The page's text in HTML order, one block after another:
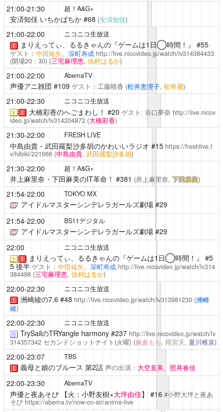
21:00-21:30 超！A&G+
安済知佳 いちかばちか#68 (安済知佳)
21:00-22:00 ニコニコ生放送
！ まりえってぃ、るるきゃんの『ゲームは1日◯時間！』 #55
ゲスト： 中田祐矢、 深町寿成 http://live.nicovideo.jp/watch/lv314384433
(開場20：30) (三宅麻理恵, 佳村はるか)
21:00-22:00 AbemaTV
声優アニ雑団 #109 ゲスト：工藤晴香 (松井恵理子, 松嵜麗)
21:00-22:30 ニコニコ生放送
￥ ！ 大橋彩香のへごまわし！ #20 ゲスト: 谷口夢奈 http://live.nicov
ideo.jp/watch/lv314204872 (大橋彩香)
21:30-22:00 FRESH LIVE
中島由貴・武田羅梨沙多胡のかわいいラジオ #15 https://freshlive.t
v/hibiki/221666 (中島由貴, 武田羅梨沙多胡)
21:30-22:00 超！A&G+
井上麻里奈・下田麻美のIT革命！ #381 (井上麻里奈,下田麻美)
21:54-22:00 TOKYO MX
アイドルマスターシンデレラガールズ劇場#29
21:54-22:00
BS11デジタル
アイドルマスターシンデレラガールズ劇場#29
22:00
ニコニコ生放送
￥ ！ まりえってぃ、るるきゃんの『ゲームは1日◯時間！』 #5
5 後半 ゲスト： 中田祐矢、 深町寿成 http://live.nicovideo.jp/watch/lv314
384498 (三宅麻理恵, 佳村はるか)
22:00-22:30 ニコニコ生放送
！ 洲崎綾の7.6#48 http://live.nicovideo.jp/watch/lv313981230 (洲崎
綾)
22:00-22:30 ニコニコ生放送
再 TrySailのTRYangle harmony#237 http://live.nicovideo.jp/watch/lv
314357342セカンドショットナイト(火曜) (麻倉もも, 雨宮天, 夏川椎菜)
22:00-23:07 TBS
！ 義母と娘のブルース 第2話 声の出演： 大空直美、 照井春佳
22:00-23:30 AbemaTV
声優と夜あそび【火：小野友樹×大坪由佳】 #16 #小野大坪と夜あ
そび https://abema.tv/now-on-air/anime-live